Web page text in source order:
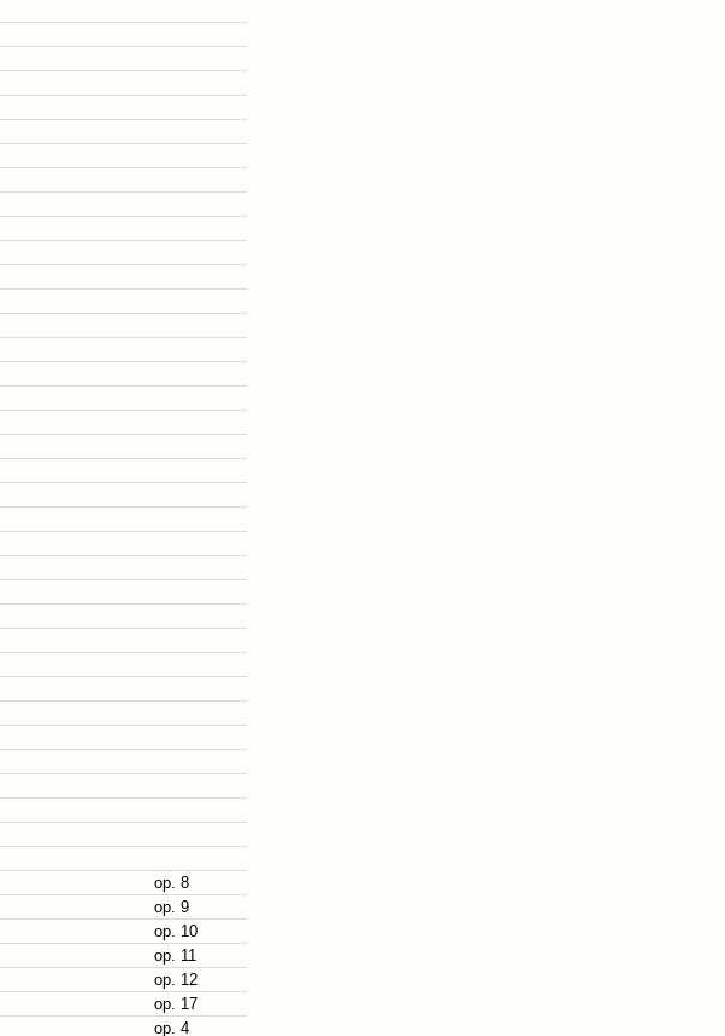
op. 8
op. 9
op. 10
op. 11
op. 12
op. 17
op. 4